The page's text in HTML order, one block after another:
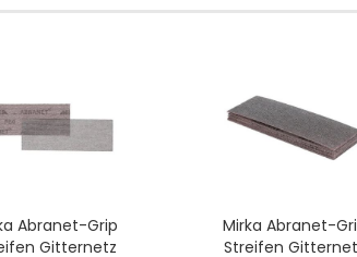
Abranet-Grip
Gitternetz
Mirka Abranet-
Streifen